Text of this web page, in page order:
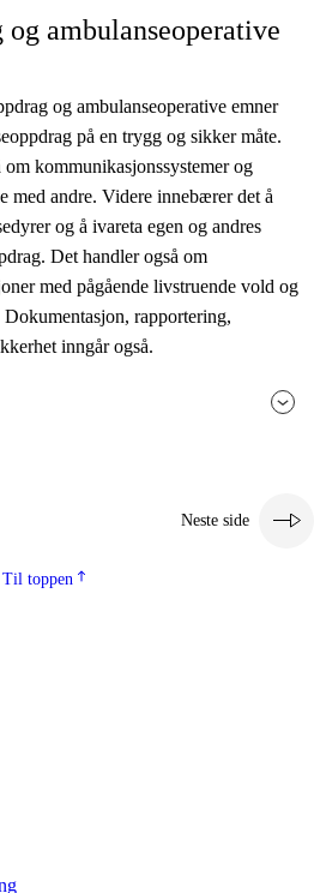
ambulanseoperative
og ambulanseoperative emner
på en trygg og sikker måte.
kommunikasjonssystemer og
med andre. Videre innebærer det å
og å ivareta egen og andres
Det handler også om
med pågående livstruende vold og
Dokumentasjon, rapportering,
inngår også.
Neste side
Til toppen